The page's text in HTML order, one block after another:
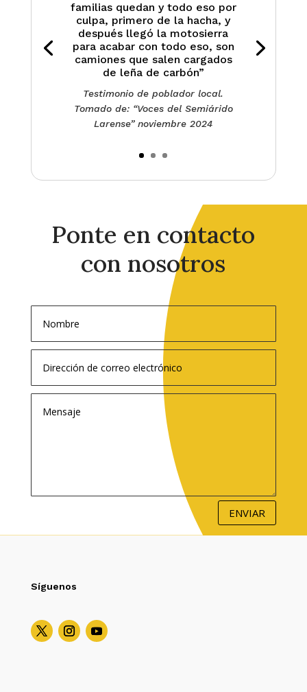
familias quedan y todo eso por
culpa, primero de la hacha, y
después llegó la motosierra
para acabar con todo eso, son
camiones que salen cargados
de leña de carbón”
Testimonio de poblador local.
Tomado de: “Voces del Semiárido
Larense” noviembre 2024
Ponte en contacto
con nosotros
ENVIAR
Síguenos